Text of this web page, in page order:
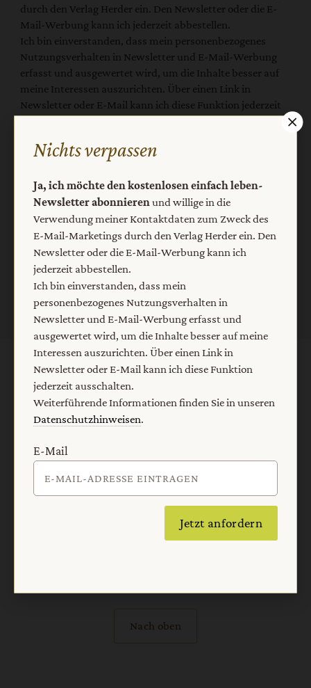
durch den Verlag Herder ein. Den Newsletter oder die E-
Mail-Werbung kann ich jederzeit abbestellen.
Ich bin einverstanden, dass mein personenbezogenes
Nutzungsverhalten in Newsletter und E-Mail-Werbung
erfasst und ausgewertet wird, um die Inhalte besser auf
meine Interessen auszurichten. Über einen Link in
Newsletter oder E-Mail kann ich diese Funktion jederzeit
ausschalten.
Datenschutzhinweisen.
E-Mail
Jetzt anmelden
AGB und Widerrufsbelehrung Datenschutz
Barrierefreiheit Impressum
Vertrag widerrufen
Nach oben
Nichts verpassen
Ja, ich möchte den kostenlosen einfach leben-
Newsletter abonnierenund willige in die
Verwendung meiner Kontaktdaten zum Zweck des
E-Mail-Marketings durch den Verlag Herder ein. Den
Newsletter oder die E-Mail-Werbung kann ich
jederzeit abbestellen.
Ich bin einverstanden, dass mein
personenbezogenes Nutzungsverhalten in
Newsletter und E-Mail-Werbung erfasst und
ausgewertet wird, um die Inhalte besser auf meine
Interessen auszurichten. Über einen Link in
Newsletter oder E-Mail kann ich diese Funktion
jederzeit ausschalten.
Weiterführende Informationen finden Sie in unseren
Datenschutzhinweisen.
E-Mail
Jetzt anfordern